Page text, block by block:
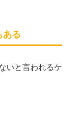
ある
いと言われるケ